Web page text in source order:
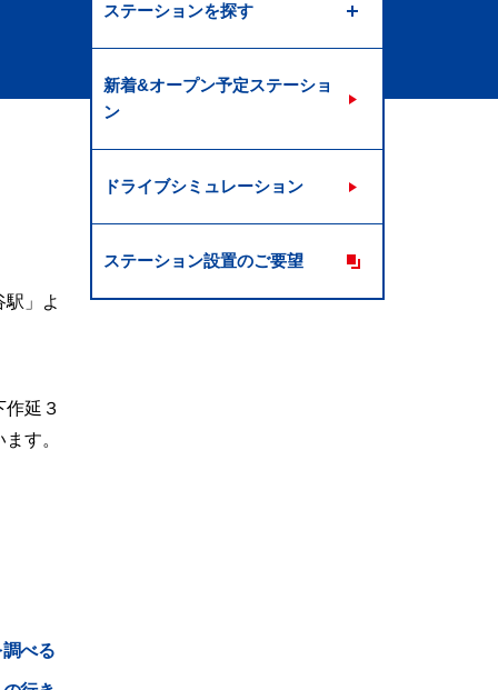
駅」よ
作延３
す。
べる
ステーションを探す
新着&オープン予定ステーショ
ン
ドライブシミュレーション
ステーション設置のご要望